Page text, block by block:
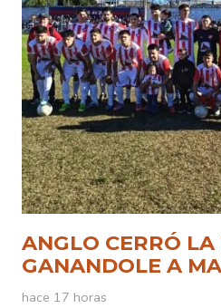
ANGLO CERRÓ LA
GANANDOLE A
hace 17 horas